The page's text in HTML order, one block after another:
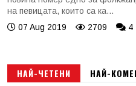
на певицата, които са ка...
07 Aug 2019
2709 4
НАЙ-ЧЕТЕНИ НАЙ-